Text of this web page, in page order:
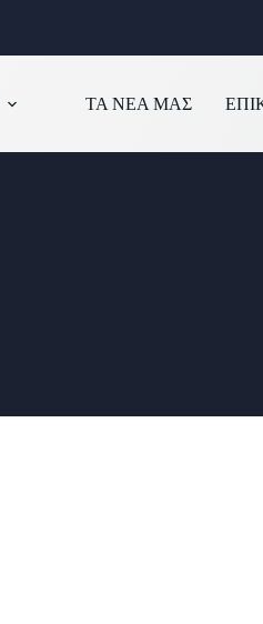
ΤΑ ΝΕΑ ΜΑΣ